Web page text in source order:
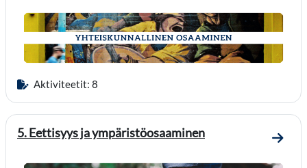
Aktiviteetit: 8
5. Eettisyys ja ympäristöosaaminen
Mene